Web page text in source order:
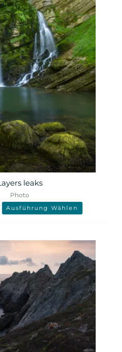
leaks
Photo
Ausführung Wählen